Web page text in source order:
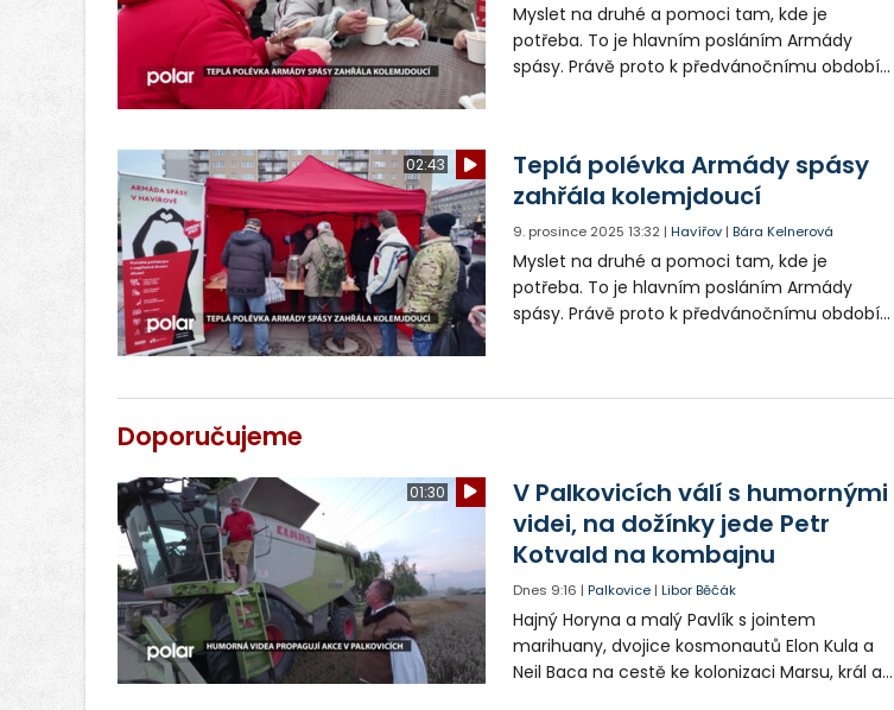
Myslet na druhé a pomoci tam, kde je
potřeba. To je hlavním posláním Armády
spásy. Právě proto k předvánočnímu období
02:43
Teplá polévka Armády spásy
zahřála kolemjdoucí
9. prosince 2025 13:32 |Havířov |Bára Kelnerová
Myslet na druhé a pomoci tam, kde je
potřeba. To je hlavním posláním Armády
spásy. Právě proto k předvánočnímu období
Havířově.
Doporučujeme
01:30
V Palkovicích válí s humornými
videi, na dožínky jede Petr
Kotvald na kombajnu
Dnes 9:16 |Palkovice |Libor Běčák
Hajný Horyna a malý Pavlík s jointem
marihuany, dvojice kosmonautů Elon Kula a
Neil Baca na cestě ke kolonizaci Marsu, král a